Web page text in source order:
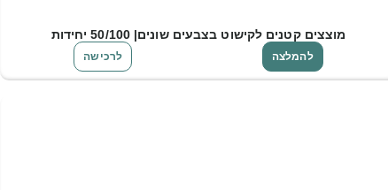
מוצצים קטנים לקישוט בצבעים שונים| 50/100 יחידות
להמלצה לרכישה